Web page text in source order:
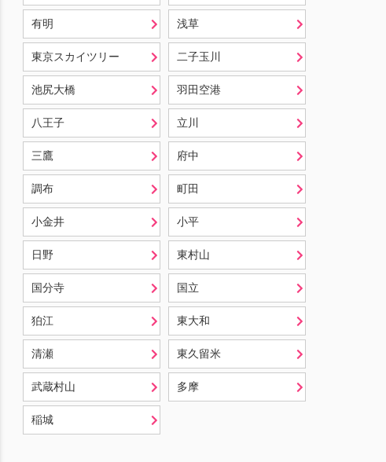
有明 浅草
東京スカイツリー 二子玉川
池尻大橋 羽田空港
八王子 立川
三鷹 府中
調布 町田
小金井 小平
日野 東村山
国分寺 国立
狛江 東大和
清瀬 東久留米
武蔵村山 多摩
稲城